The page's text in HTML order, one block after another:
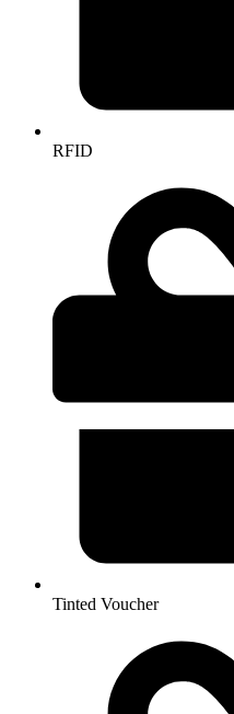
RFID
Tinted Voucher